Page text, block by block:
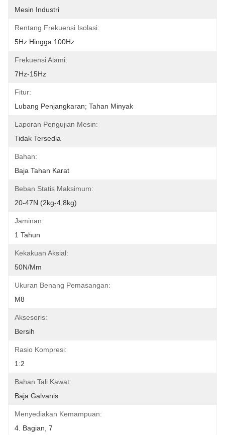
Mesin Industri
Rentang Frekuensi Isolasi:
5Hz Hingga 100Hz
Frekuensi Alami:
7Hz-15Hz
Fitur:
Lubang Penjangkaran; Tahan Minyak
Laporan Pengujian Mesin:
Tidak Tersedia
Bahan:
Baja Tahan Karat
Beban Statis Maksimum:
20-47N (2kg-4,8kg)
Jaminan:
1 Tahun
Kekakuan Aksial:
50N/mm
Ukuran Benang Pemasangan:
M8
Aksesoris:
Bersih
Rasio Kompresi:
1:2
Bahan Tali Kawat:
Baja Galvanis
Menyediakan Kemampuan:
4. Bagian, 7